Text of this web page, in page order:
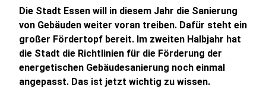
Die Stadt Essen will in diesem Jahr die Sanierung
von Gebäuden weiter voran treiben. Dafür steht ein
großer Fördertopf bereit. Im zweiten Halbjahr hat
die Stadt die Richtlinien für die Förderung der
energetischen Gebäudesanierung noch einmal
angepasst. Das ist jetzt wichtig zu wissen.